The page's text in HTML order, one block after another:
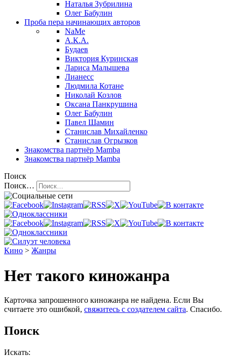
Наталья Зубрилина
Олег Бабулин
Проба пера начинающих авторов
NaMe
А.К.А.
Будаев
Виктория Куринская
Лариса Малышева
Лианесс
Людмила Котане
Николай Козлов
Оксана Панкрушина
Олег Бабулин
Павел Шамин
Станислав Михайленко
Станислав Огрызков
Знакомства партнёр Mamba
Знакомства партнёр Mamba
Поиск
Поиск…
Кино > Жанры
Нет такого киножанра
Карточка запрошенного киножанра не найдена. Если Вы
считаете это ошибкой, свяжитесь с создателем сайта. Спасибо.
Поиск
Искать: